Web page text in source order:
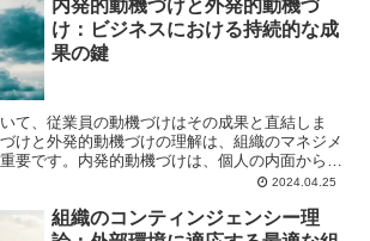
内発的動機づけと外発的動機づ
け：ビジネスにおける持続的な成
果の鍵
て、従業員の動機づけはその成果と直結しま
けと外発的動機づけの理解は、組織のマネジメ
要です。内発的動機づけは、個人の内面から湧
達成感から生じるもので、外発的動機づけ...
2024.04.25
組織のコンティンジェンシー理